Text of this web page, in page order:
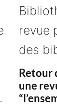
Retour
une